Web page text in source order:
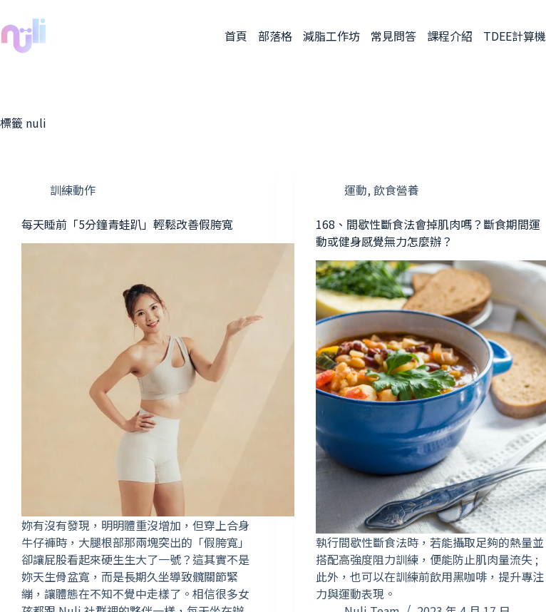
首頁 部落格 減脂工作坊 常見問答 課程介紹 TDEE計算機
標籤 nuli
訓練動作
每天睡前「5分鐘青蛙趴」輕鬆改善假胯寬
妳有沒有發現，明明體重沒增加，但穿上合身
牛仔褲時，大腿根部那兩塊突出的「假胯寬」
卻讓屁股看起來硬生生大了一號？這其實不是
妳天生骨盆寬，而是長期久坐導致髖關節緊
繃，讓體態在不知不覺中走樣了。相信很多女
運動,飲食營養
168、間歇性斷食法會掉肌肉嗎？斷食期間運
動或健身感覺無力怎麼辦？
執行間歇性斷食法時，若能攝取足夠的熱量並
搭配高強度阻力訓練，便能防止肌肉量流失 ;
此外，也可以在訓練前飲用黑咖啡，提升專注
力與運動表現。